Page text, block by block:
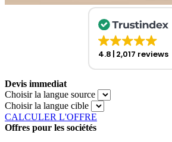
4.8 2,017 reviews
Devis immediat
Choisir la langue source
Choisir la langue cible
CALCULER L'OFFRE
Offres pour les sociétés